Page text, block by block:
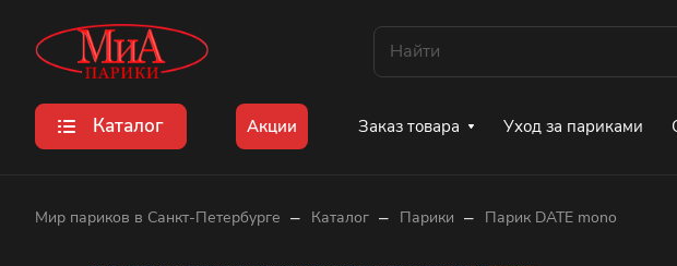
Каталог Акции Заказ товара Уход за париками
Мир париков в Санкт-Петербурге – Каталог – Парики – Парик DATE mono